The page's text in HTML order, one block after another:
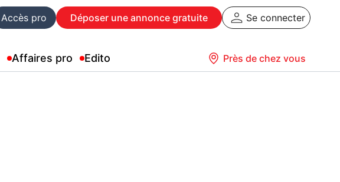
Accès pro Déposer une annonce gratuite Se connecter
Affaires pro Edito Près de chez vous